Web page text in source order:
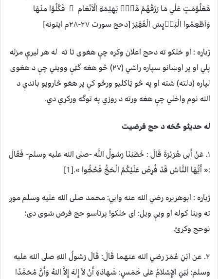
مَّعْلُوْمٰتٍ عَلٰي مَا رَزَقَهُمْ مِّنْۢ بَهِيْمَةِ الْاَنْعَامِ ۚ فَكُلُوْا مِنْهَا
وَاَطْعِمُوا الْبَاۗىِٕسَ الْفَقِيْرَ [دحج سورت ۲۷-۲۸م ایتونه]
ژباړه : او خلکو ته دحج اعلان وکړه چې هغوی تا ته له هر لیرې مزله
پلي او پر اوښانو سپاره راشي (۲۷) څو هغه گټې وویني چې د هغوی
لپاره (دلته) شته او په څو ټاکلیو ورځو کې پر هغو څارویو باندې د
الله نوم واخلي چې هغه ورته د روزي په توگه ورکړي دي.
له حديثو څخه د حج فرضيت
۱. عَنْ أَبِى هُرَيْرَةَ قَالَ : خَطَبَنَا رَسُولُ اللَّهِ -صلى الله عليه وسلم- فَقَالَ
:« أَيُّهَا النَّاسُ قَدْ فُرِضَ عَلَيْكُمُ الْحَجُّ فَحُجُّوا ».[1]
ژباړه : ابوهریره رضي الله عنه وایي: محمد صلی الله علیه وسلم موږ
ته وينا کوله او ويې ویل: ای خلکو! پرتاسو حج فرض شوی دی؛
نوحج وکړئ.
۲. عن ابْنِ عُمَرَ رضي الله عنهما قَالَ: قَالَ رَسُولُ اللهِ صلى الله عليه
وسلم: بُنِيَ الإِسْلامُ عَلى خَمْسٍ: شَهادَةِ أَنْ لاَ إِلهَ إِلاَّ اللهُ وَأَنَّ مُحَمَّدًا